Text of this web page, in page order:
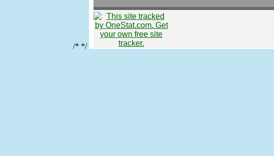
/* */